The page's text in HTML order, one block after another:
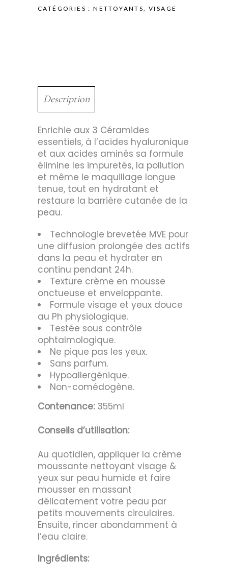
CATÉGORIES :NETTOYANTS,VISAGE
Description
Enrichie aux 3 Céramides
essentiels, à l’acides hyaluronique
et aux acides aminés sa formule
élimine les impuretés, la pollution
et même le maquillage longue
tenue, tout en hydratant et
restaure la barrière cutanée de la
peau.
Technologie brevetée MVE pour
une diffusion prolongée des actifs
dans la peau et hydrater en
continu pendant 24h.
Texture crème en mousse
onctueuse et enveloppante.
Formule visage et yeux douce
au Ph physiologique.
Testée sous contrôle
ophtalmologique.
Ne pique pas les yeux.
Sans parfum.
Hypoallergénique.
Non-comédogène.
Contenance:355ml
Conseils d’utilisation:
Au quotidien, appliquer la crème
moussante nettoyant visage &
yeux sur peau humide et faire
mousser en massant
délicatement votre peau par
petits mouvements circulaires.
Ensuite, rincer abondamment à
l’eau claire.
Ingrédients: